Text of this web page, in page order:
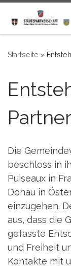
Zum Inhalt
Startseite »
Die
beschloss in
Puiseaux in
Donau in
einzugehen.
aus, dass die
gefasste
und Freiheit
Kontakte mit